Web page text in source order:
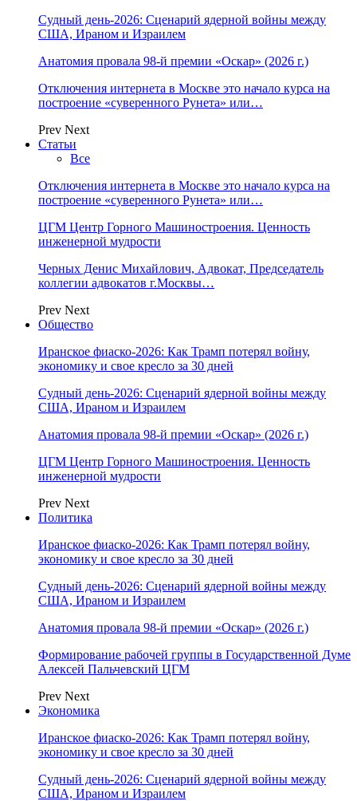
Судный день-2026: Сценарий ядерной войны между
США, Ираном и Израилем
Анатомия провала 98-й премии «Оскар» (2026 г.)
Отключения интернета в Москве это начало курса на
построение «суверенного Рунета» или…
Prev Next
Статьи
Все
Отключения интернета в Москве это начало курса на
построение «суверенного Рунета» или…
ЦГМ Центр Горного Машиностроения. Ценность
инженерной мудрости
Черных Денис Михайлович, Адвокат, Председатель
коллегии адвокатов г.Москвы…
Prev Next
Общество
Иранское фиаско-2026: Как Трамп потерял войну,
экономику и свое кресло за 30 дней
Судный день-2026: Сценарий ядерной войны между
США, Ираном и Израилем
Анатомия провала 98-й премии «Оскар» (2026 г.)
ЦГМ Центр Горного Машиностроения. Ценность
инженерной мудрости
Prev Next
Политика
Иранское фиаско-2026: Как Трамп потерял войну,
экономику и свое кресло за 30 дней
Судный день-2026: Сценарий ядерной войны между
США, Ираном и Израилем
Анатомия провала 98-й премии «Оскар» (2026 г.)
Формирование рабочей группы в Государственной Думе
Алексей Пальчевский ЦГМ
Prev Next
Экономика
Иранское фиаско-2026: Как Трамп потерял войну,
экономику и свое кресло за 30 дней
Судный день-2026: Сценарий ядерной войны между
США, Ираном и Израилем